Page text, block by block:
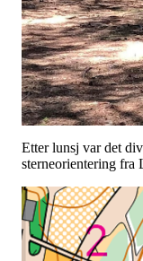
Etter lunsj var det
sterneorientering fra